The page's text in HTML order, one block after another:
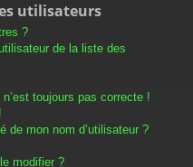
utilisateurs
?
de la liste des
toujours pas correcte !
de mon nom d’utilisateur ?
modifier ?